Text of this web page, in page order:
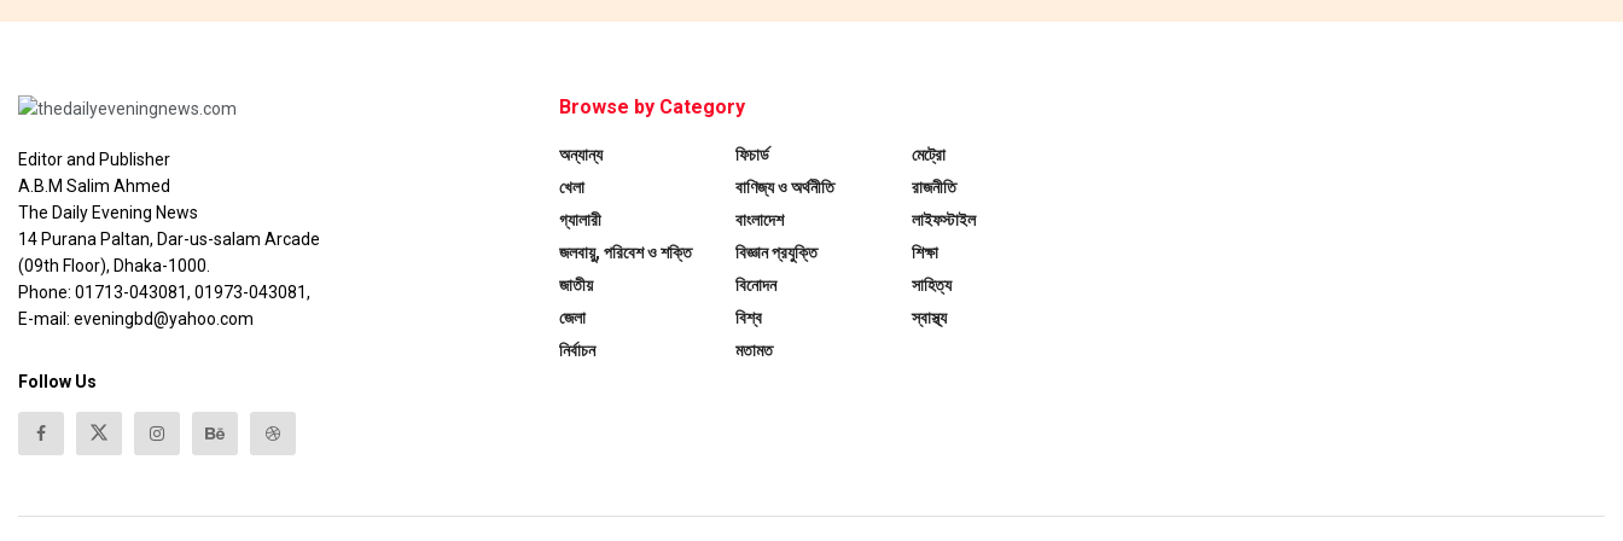
Editor and Publisher
A.B.M Salim Ahmed
The Daily Evening News
14 Purana Paltan, Dar-us-salam Arcade
(09th Floor), Dhaka-1000.
Phone: 01713-043081, 01973-043081,
E-mail: eveningbd@yahoo.com
Follow Us
Browse by Category
অন্যান্য
খেলা
গ্যালারী
জলবায়ু, পরিবেশ ও শক্তি
জাতীয়
জেলা
নির্বাচন
ফিচার্ড
বাণিজ্য ও অর্থনীতি
বাংলাদেশ
বিজ্ঞান প্রযুক্তি
বিনোদন
বিশ্ব
মতামত
মেট্রো
রাজনীতি
লাইফস্টাইল
শিক্ষা
সাহিত্য
স্বাস্থ্য